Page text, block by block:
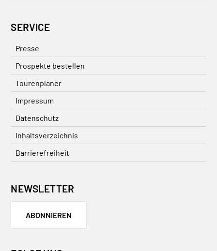
SERVICE
Presse
Prospekte bestellen
Tourenplaner
Impressum
Datenschutz
Inhaltsverzeichnis
Barrierefreiheit
NEWSLETTER
ABONNIEREN